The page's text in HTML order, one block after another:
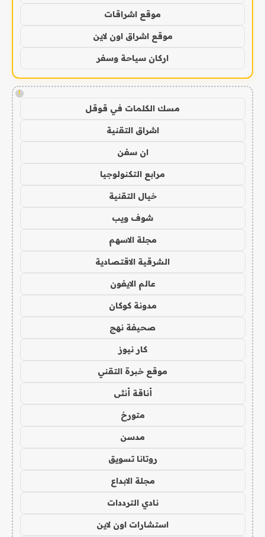
موقع اشراقات
موقع اشراق اون لاين
اركان سياحة وسفر
!
مسك الكلمات في قوقل
اشراق التقنية
ان سفن
مرابع التكنولوجيا
خيال التقنية
شوف ويب
مجلة الاسهم
الشرقية الاقتصادية
عالم الايفون
مدونة كوكان
صحيفة نهج
كار نيوز
موقع خبرة التقني
أناقة أنثى
متورخ
مدسن
روتانا تسويق
مجلة الابداع
نادي الترددات
استشارات اون لاين